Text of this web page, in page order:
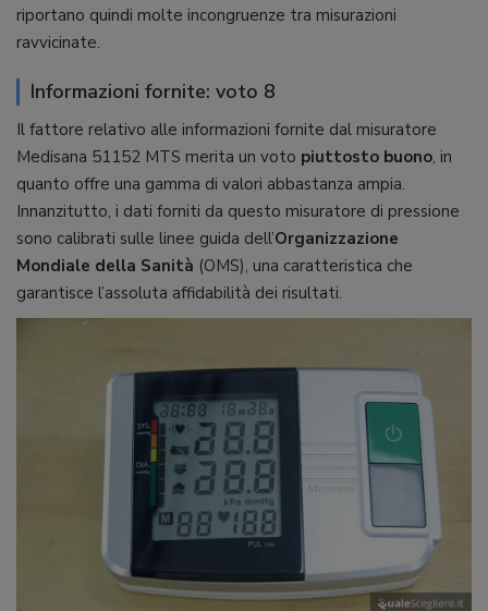
riportano quindi molte incongruenze tra misurazioni
ravvicinate.
Informazioni fornite: voto 8
Il fattore relativo alle informazioni fornite dal misuratore
Medisana 51152 MTS merita un voto piuttosto buono, in
quanto offre una gamma di valori abbastanza ampia.
Innanzitutto, i dati forniti da questo misuratore di pressione
sono calibrati sulle linee guida dell’Organizzazione
Mondiale della Sanità (OMS), una caratteristica che
garantisce l’assoluta affidabilità dei risultati.